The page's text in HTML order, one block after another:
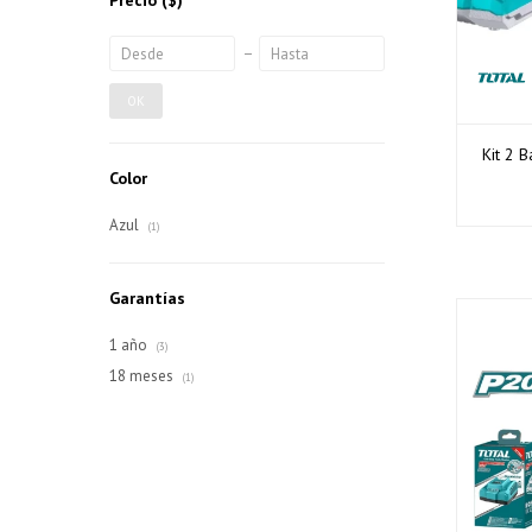
Kit 2
OK
Color
Azul (1)
Garantías
1 año (3)
18 meses (1)